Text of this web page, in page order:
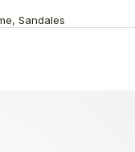
Sandales